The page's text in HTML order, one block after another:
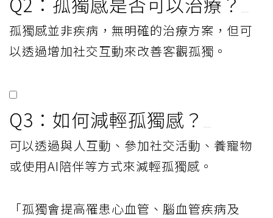
孤獨感並非疾病，無明確的治療方案，但可
以透過增加社交互動來改善客觀孤獨。
Q3：如何減輕孤獨感？
可以透過與人互動、參加社交活動、養寵物
或使用AI陪伴等方式來減輕孤獨感。
「孤獨會提高罹患心血管、腦血管疾病及